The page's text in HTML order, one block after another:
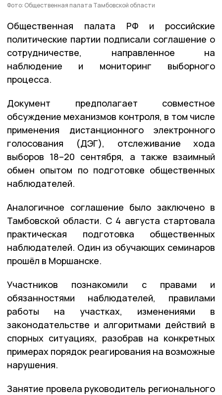
Фото: Общественная палата Тамбовской области
Общественная палата РФ и российские
политические партии подписали соглашение о
сотрудничестве, направленное на
наблюдение и мониторинг выборного
процесса.
Документ предполагает совместное
обсуждение механизмов контроля, в том числе
применения дистанционного электронного
голосования (ДЭГ), отслеживание хода
выборов 18–20 сентября, а также взаимный
обмен опытом по подготовке общественных
наблюдателей.
Аналогичное соглашение было заключено в
Тамбовской области. С 4 августа стартовала
практическая подготовка общественных
наблюдателей. Один из обучающих семинаров
прошёл в Моршанске.
Участников познакомили с правами и
обязанностями наблюдателей, правилами
работы на участках, изменениями в
законодательстве и алгоритмами действий в
спорных ситуациях, разобрав на конкретных
примерах порядок реагирования на возможные
нарушения.
Занятие провела руководитель регионального